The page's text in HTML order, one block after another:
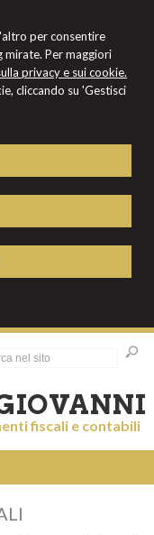
per consentire
Per maggiori
privacy e sui cookie.
cliccando su 'Gestisci
fiscali e contabili